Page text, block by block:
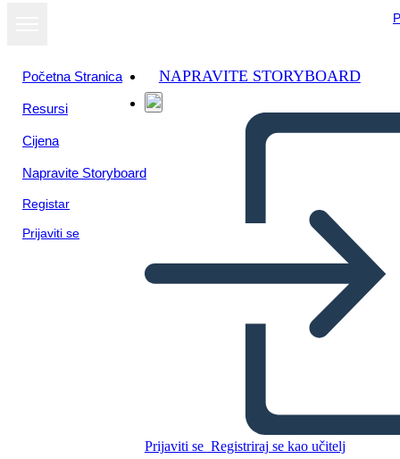
Početna Stranica
Resursi
Cijena
Napravite Storyboard
Registar
Prijaviti se
NAPRAVITE STORYBOARD
Prijaviti se Registriraj se kao učitelj
Kopirajte ovaj Storyboard
Prikaži kao
dijaprojekciju